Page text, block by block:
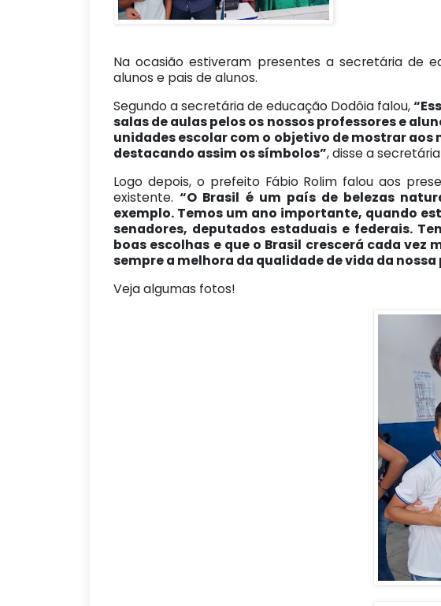
Na ocasião estiveram presentes a secretária de
alunos e pais de alunos.
Segundo a secretária de educação Dodôia falou,
salas de aulas pelos os nossos professores e
unidades escolar com o objetivo de mostrar aos
destacando assim os símbolos”, disse a
Logo depois, o prefeito Fábio Rolim falou aos
existente.“O Brasil é um país de belezas
exemplo. Temos um ano importante, quando
senadores, deputados estaduais e federais.
boas escolhas e que o Brasil crescerá cada vez
sempre a melhora da qualidade de vida da
Veja algumas fotos!